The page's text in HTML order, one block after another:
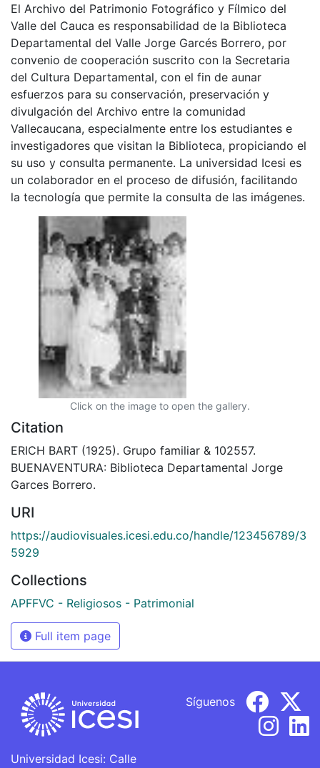
El Archivo del Patrimonio Fotográfico y Fílmico del
Valle del Cauca es responsabilidad de la Biblioteca
Departamental del Valle Jorge Garcés Borrero, por
convenio de cooperación suscrito con la Secretaria
del Cultura Departamental, con el fin de aunar
esfuerzos para su conservación, preservación y
divulgación del Archivo entre la comunidad
Vallecaucana, especialmente entre los estudiantes e
investigadores que visitan la Biblioteca, propiciando el
su uso y consulta permanente. La universidad Icesi es
un colaborador en el proceso de difusión, facilitando
la tecnología que permite la consulta de las imágenes.
Click on the image to open the gallery.
Citation
ERICH BART (1925). Grupo familiar & 102557.
BUENAVENTURA: Biblioteca Departamental Jorge
Garces Borrero.
URI
https://audiovisuales.icesi.edu.co/handle/123456789/3
5929
Collections
APFFVC - Religiosos - Patrimonial
Full item page
Universidad Icesi: Calle
Síguenos